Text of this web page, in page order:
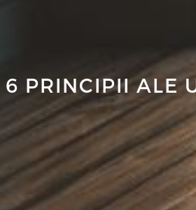
6 PRINCIPII ALE